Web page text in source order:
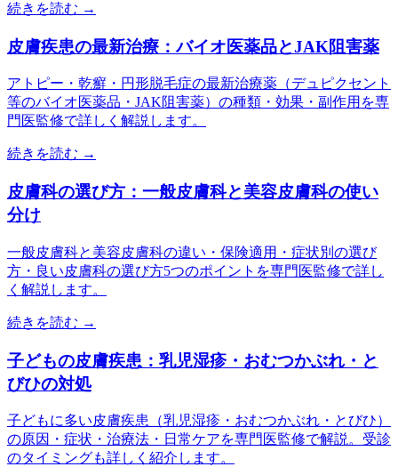
続きを読む →
皮膚疾患の最新治療：バイオ医薬品とJAK阻害薬
アトピー・乾癬・円形脱毛症の最新治療薬（デュピクセント
等のバイオ医薬品・JAK阻害薬）の種類・効果・副作用を専
門医監修で詳しく解説します。
続きを読む →
皮膚科の選び方：一般皮膚科と美容皮膚科の使い
分け
一般皮膚科と美容皮膚科の違い・保険適用・症状別の選び
方・良い皮膚科の選び方5つのポイントを専門医監修で詳し
く解説します。
続きを読む →
子どもの皮膚疾患：乳児湿疹・おむつかぶれ・と
びひの対処
子どもに多い皮膚疾患（乳児湿疹・おむつかぶれ・とびひ）
の原因・症状・治療法・日常ケアを専門医監修で解説。受診
のタイミングも詳しく紹介します。